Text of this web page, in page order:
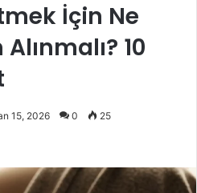
İçin Ne
10
15, 2026 0 25